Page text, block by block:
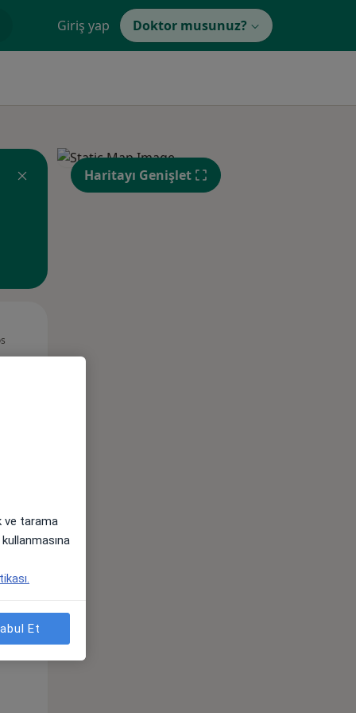
Giriş yap Doktor musunuz?
11 Ağustos
Haritayı Genişlet
ve tarama
Et